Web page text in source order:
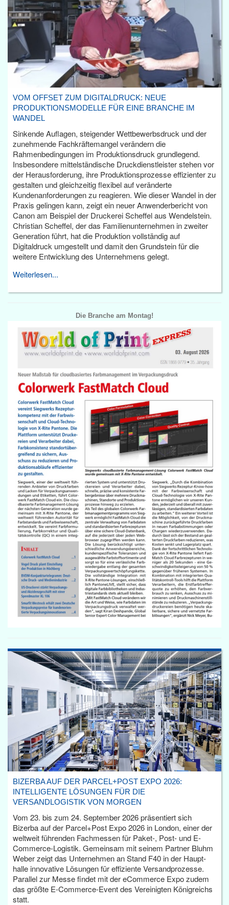
VOM OFFSET ZUM DIGITALDRUCK: NEUE
PRODUKTIONSMODELLE FÜR EINE BRANCHE IM
WANDEL
Sinkende Auflagen, steigender Wettbewerbsdruck und der
zunehmende Fachkräftemangel verändern die
Rahmenbedingungen im Produktionsdruck grundlegend.
Insbesondere mittelständische Druckdienstleister stehen vor
der Herausforderung, ihre Produktionsprozesse effizienter zu
gestalten und gleichzeitig flexibel auf veränderte
Kundenanforderungen zu reagieren. Wie dieser Wandel in der
Praxis gelingen kann, zeigt ein neuer Anwenderbericht von
Canon am Beispiel der Druckerei Scheffel aus Wendelstein.
Christian Scheffel, der das Familienunternehmen in zweiter
Generation führt, hat die Produktion vollständig auf
Digitaldruck umgestellt und damit den Grundstein für die
weitere Entwicklung des Unternehmens gelegt.
Weiterlesen...
Die Branche am Montag!
BIZERBA AUF DER PARCEL+POST EXPO 2026:
INTELLIGENTE LÖSUNGEN FÜR DIE
VERSANDLOGISTIK VON MORGEN
Vom 23. bis zum 24. September 2026 präsentiert sich
Bizerba auf der Parcel+Post Expo 2026 in London, einer der
weltweit führenden Fachmessen für Paket-, Post- und E-
Commerce-Logistik. Gemeinsam mit seinem Partner Bluhm
Weber zeigt das Unternehmen an Stand F40 in der Haupt­
halle innovative Lösungen für effiziente Versandprozesse.
Parallel zur Messe findet mit der eCommerce Expo zudem
das größte E-Commerce-Event des Vereinigten Königreichs
statt.